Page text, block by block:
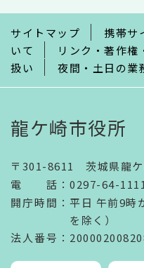
で
サイトマップ 携帯サ
いて
リンク・著作権
扱い
夜間・土日の業
龍ケ崎市役所
〒301-8611 茨城県龍ケ
電話 ： 0297-64-1111
開庁時間 ： 平日 午前9時
を除く）
法人番号 ：